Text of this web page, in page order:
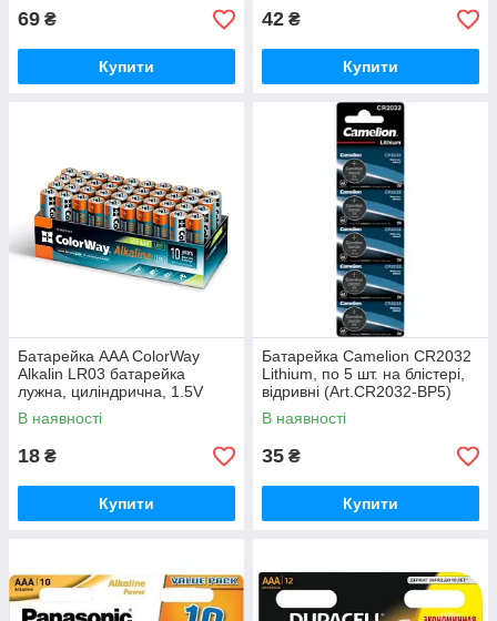
69 ₴
Купити
42 ₴
Купити
Батарейка AAA СolorWay
Alkalin LR03 батарейка
лужна, циліндрична, 1.5V
(40шт) BOX (CW-BALR03-
40CB)
В наявності
18 ₴
Купити
Батарейка Camelion CR2032
Lithium, по 5 шт. на блістері,
відривні (Art.CR2032-BP5)
В наявності
35 ₴
Купити